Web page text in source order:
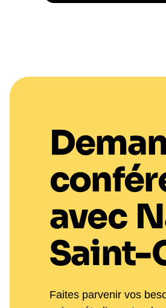
avec
Saint-
Faites parvenir vos